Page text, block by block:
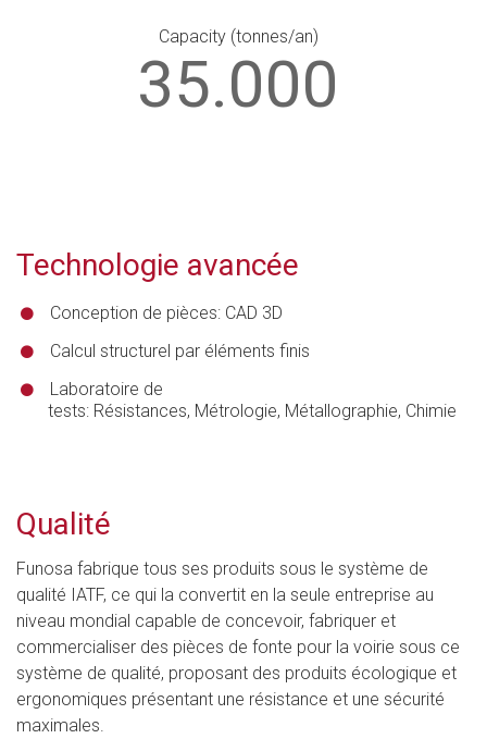
Capacity (tonnes/an)
35.000
Technologie avancée
Conception de pièces: CAD 3D
Calcul structurel par éléments finis
Laboratoire de
tests: Résistances, Métrologie, Métallographie, Chimie
Qualité
Funosa fabrique tous ses produits sous le système de
qualité IATF, ce qui la convertit en la seule entreprise au
niveau mondial capable de concevoir, fabriquer et
commercialiser des pièces de fonte pour la voirie sous ce
système de qualité, proposant des produits écologique et
ergonomiques présentant une résistance et une sécurité
maximales.